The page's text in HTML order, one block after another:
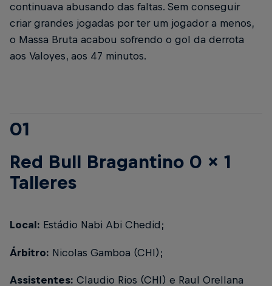
continuava abusando das faltas. Sem conseguir
criar grandes jogadas por ter um jogador a menos,
o Massa Bruta acabou sofrendo o gol da derrota
aos Valoyes, aos 47 minutos.
01
Red Bull Bragantino 0 x 1
Talleres
Local: Estádio Nabi Abi Chedid;
Árbitro: Nicolas Gamboa (CHI);
Assistentes: Claudio Rios (CHI) e Raul Orellana